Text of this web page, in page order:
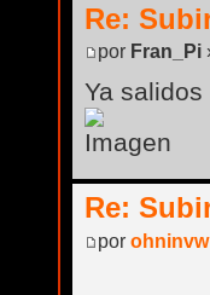
Re:
por Fran_Pi
Ya
Re:
por ohninvw